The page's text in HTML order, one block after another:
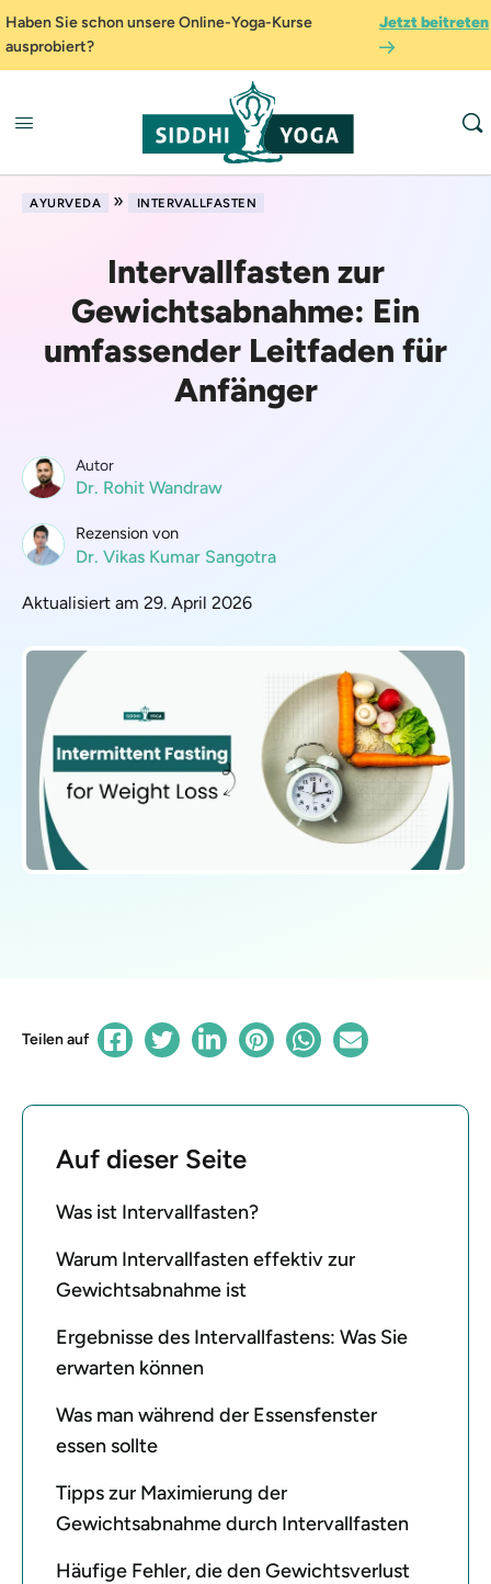
Haben Sie schon unsere Online-Yoga-Kurse
ausprobiert?
Jetzt beitreten
AYURVEDA » INTERVALLFASTEN
Intervallfasten zur
Gewichtsabnahme: Ein
umfassender Leitfaden für
Anfänger
Autor
Dr. Rohit Wandraw
Rezension von
Dr. Vikas Kumar Sangotra
Aktualisiert am 29. April 2026
Teilen auf
Auf dieser Seite
Was ist Intervallfasten?
Warum Intervallfasten effektiv zur
Gewichtsabnahme ist
Ergebnisse des Intervallfastens: Was Sie
erwarten können
Was man während der Essensfenster
essen sollte
Tipps zur Maximierung der
Gewichtsabnahme durch Intervallfasten
Häufige Fehler, die den Gewichtsverlust